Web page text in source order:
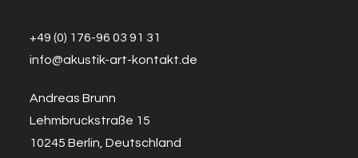
+49 (0) 176-96 03 91 31
info@akustik-art-kontakt.de
Andreas Brunn
Lehmbruckstraße 15
10245 Berlin, Deutschland